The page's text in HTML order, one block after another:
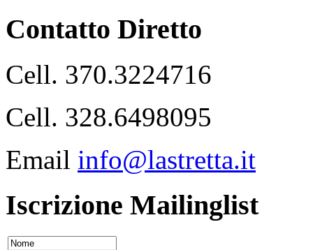
Contatto Diretto
Cell. 370.3224716
Cell. 328.6498095
Email info@lastretta.it
Iscrizione Mailinglist